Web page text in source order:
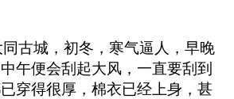
城，初冬，寒气逼人，早晚
午便会刮起大风，一直要刮到
穿得很厚，棉衣已经上身，甚